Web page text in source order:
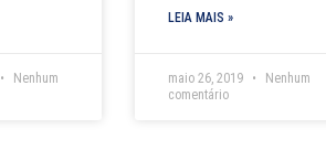
Nenhum
LEIA MAIS »
maio 26, 2019
Nenhum
comentário